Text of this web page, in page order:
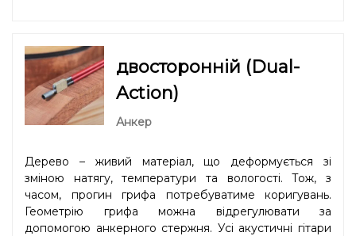
двосторонній (Dual-
Action)
Анкер
Дерево – живий матеріал, що деформується зі
зміною натягу, температури та вологості. Тож, з
часом, прогин грифа потребуватиме коригувань.
Геометрію грифа можна відрегулювати за
допомогою анкерного стержня. Усі акустичні гітари